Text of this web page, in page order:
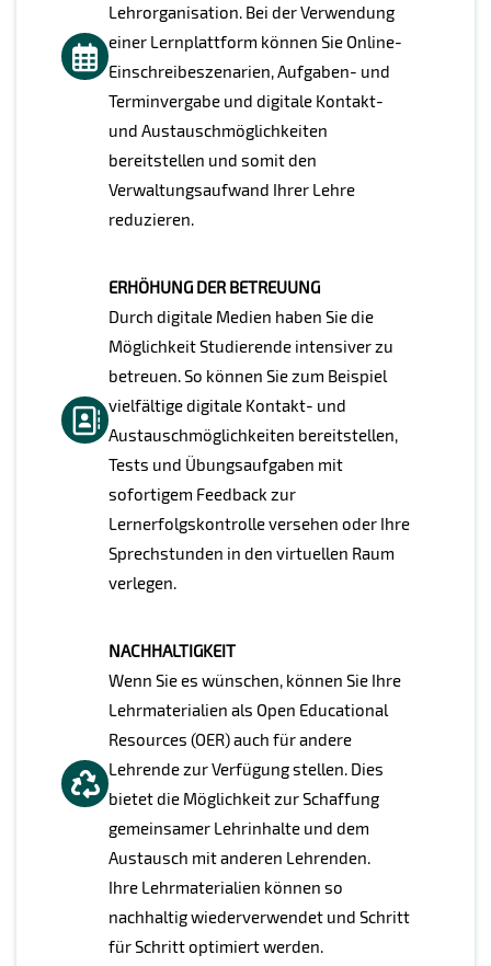
Lehrorganisation. Bei der Verwendung
einer Lernplattform können Sie Online-
Einschreibeszenarien, Aufgaben- und
Terminvergabe und digitale Kontakt-
und Austauschmöglichkeiten
bereitstellen und somit den
Verwaltungsaufwand Ihrer Lehre
reduzieren.
ERHÖHUNG DER BETREUUNG
Durch digitale Medien haben Sie die
Möglichkeit Studierende intensiver zu
betreuen. So können Sie zum Beispiel
vielfältige digitale Kontakt- und
Austauschmöglichkeiten bereitstellen,
Tests und Übungsaufgaben mit
sofortigem Feedback zur
Lernerfolgskontrolle versehen oder Ihre
Sprechstunden in den virtuellen Raum
verlegen.
NACHHALTIGKEIT
Wenn Sie es wünschen, können Sie Ihre
Lehrmaterialien als Open Educational
Resources (OER) auch für andere
Lehrende zur Verfügung stellen. Dies
bietet die Möglichkeit zur Schaffung
gemeinsamer Lehrinhalte und dem
Austausch mit anderen Lehrenden.
Ihre Lehrmaterialien können so
nachhaltig wiederverwendet und Schritt
für Schritt optimiert werden.